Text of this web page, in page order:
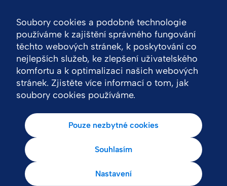
Soubory cookies a podobné technologie
používáme k zajištění správného fungování
těchto webových stránek, k poskytování co
nejlepších služeb, ke zlepšení uživatelského
komfortu a k optimalizaci našich webových
stránek. Zjistěte více informací o tom, jak
soubory cookies používáme.
Pouze nezbytné cookies
Souhlasím
Nastavení